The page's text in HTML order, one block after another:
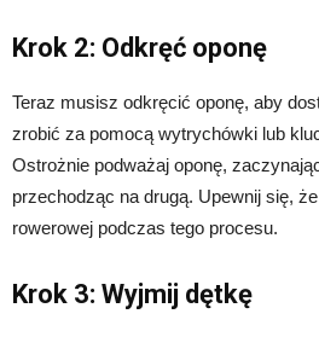
Krok 2: Odkręć oponę
Teraz musisz odkręcić oponę, aby
zrobić za pomocą wytrychówki lub
Ostrożnie podważaj oponę,
przechodząc na drugą. Upewnij się,
rowerowej podczas tego procesu.
Krok 3: Wyjmij dętkę